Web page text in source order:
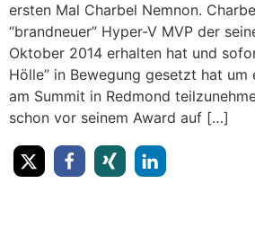
ersten Mal Charbel Nemnon.
“brandneuer” Hyper-V MVP der
Oktober 2014 erhalten hat und
Hölle” in Bewegung gesetzt hat
am Summit in Redmond
schon vor seinem Award auf […]